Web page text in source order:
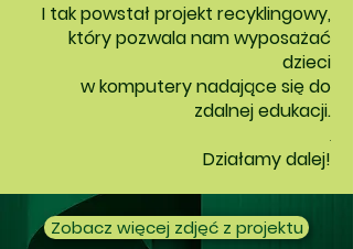
I tak powstał projekt recyklingowy,
który pozwala nam wyposażać
dzieci
w komputery nadające się do
zdalnej edukacji.
.
Działamy dalej!
Zobacz więcej zdjęć z projektu